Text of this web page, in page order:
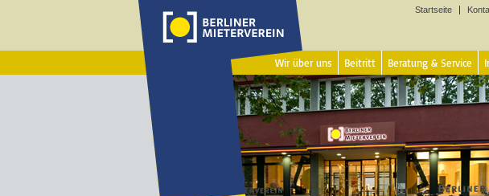
Startseite
Wir über uns Beitritt Beratung & Service